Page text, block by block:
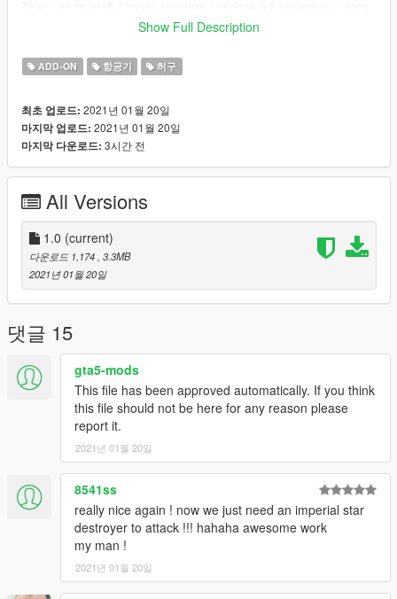
Edit dlclist.xml, add "dlcpacks:/awing/"
Spawn name - awing
--------------------------------------------------------------------------------
-----------------------------------------
Vehicle Converted By: kjb33
Show Full Description
ADD-ON 항공기 허구
최초 업로드: 2021년 01월 20일
마지막 업로드: 2021년 01월 20일
마지막 다운로드: 3시간 전
All Versions
1.0 (current)
다운로드 1,174 , 3.3MB
2021년 01월 20일
댓글 15
gta5-mods
This file has been approved automatically. If you think
this file should not be here for any reason please
report it.
2021년 01월 20일
8541ss
really nice again ! now we just need an imperial star
destroyer to attack !!! hahaha awesome work
my man !
2021년 01월 20일